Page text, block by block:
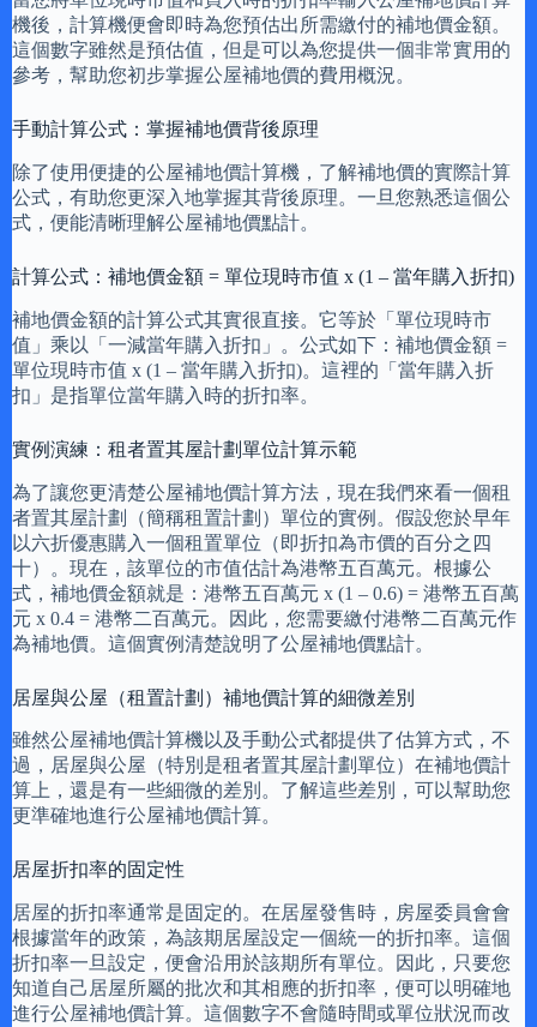
機後，計算機便會即時為您預估出所需繳付的補地價金額。
這個數字雖然是預估值，但是可以為您提供一個非常實用的
參考，幫助您初步掌握公屋補地價的費用概況。
手動計算公式：掌握補地價背後原理
除了使用便捷的公屋補地價計算機，了解補地價的實際計算
公式，有助您更深入地掌握其背後原理。一旦您熟悉這個公
式，便能清晰理解公屋補地價點計。
計算公式：補地價金額 = 單位現時市值 x (1 – 當年購入折扣)
補地價金額的計算公式其實很直接。它等於「單位現時市
值」乘以「一減當年購入折扣」。公式如下：補地價金額 =
單位現時市值 x (1 – 當年購入折扣)。這裡的「當年購入折
扣」是指單位當年購入時的折扣率。
實例演練：租者置其屋計劃單位計算示範
為了讓您更清楚公屋補地價計算方法，現在我們來看一個租
者置其屋計劃（簡稱租置計劃）單位的實例。假設您於早年
以六折優惠購入一個租置單位（即折扣為市價的百分之四
十）。現在，該單位的市值估計為港幣五百萬元。根據公
式，補地價金額就是：港幣五百萬元 x (1 – 0.6) = 港幣五百萬
元 x 0.4 = 港幣二百萬元。因此，您需要繳付港幣二百萬元作
為補地價。這個實例清楚說明了公屋補地價點計。
居屋與公屋（租置計劃）補地價計算的細微差別
雖然公屋補地價計算機以及手動公式都提供了估算方式，不
過，居屋與公屋（特別是租者置其屋計劃單位）在補地價計
算上，還是有一些細微的差別。了解這些差別，可以幫助您
更準確地進行公屋補地價計算。
居屋折扣率的固定性
居屋的折扣率通常是固定的。在居屋發售時，房屋委員會會
根據當年的政策，為該期居屋設定一個統一的折扣率。這個
折扣率一旦設定，便會沿用於該期所有單位。因此，只要您
知道自己居屋所屬的批次和其相應的折扣率，便可以明確地
進行公屋補地價計算。這個數字不會隨時間或單位狀況而改